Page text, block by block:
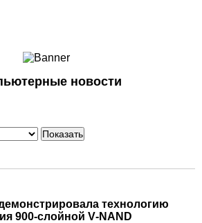
Смартфоны
Периферия
Программное обеспечение
новости
технологию
900‑слойной V‑NAND